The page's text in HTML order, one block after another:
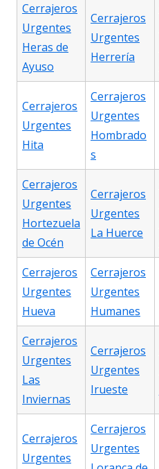
Cerrajeros
Urgentes
Heras de
Ayuso
Cerrajeros
Urgentes
Herrería
Cerrajeros
Urgentes
Hita
Cerrajeros
Urgentes
Hombrado
s
Cerrajeros
Urgentes
Hortezuela
de Océn
Cerrajeros
Urgentes
La Huerce
Cerrajeros
Urgentes
Hueva
Cerrajeros
Urgentes
Humanes
Cerrajeros
Urgentes
Las
Inviernas
Cerrajeros
Urgentes
Irueste
Cerrajeros
Urgentes
Cerrajeros
Urgentes